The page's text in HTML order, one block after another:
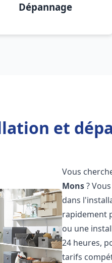
Dépannage
et
Vous
Mons?
dans
rapidement
ou une
24 heures,
tarifs